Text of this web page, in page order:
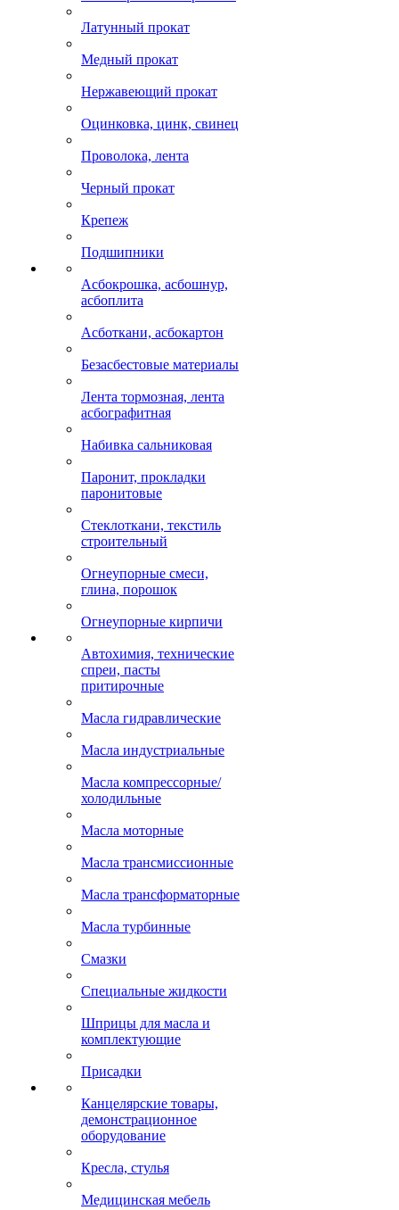
Латунный прокат
Медный прокат
Нержавеющий прокат
Оцинковка, цинк, свинец
Проволока, лента
Черный прокат
Крепеж
Подшипники
Асбокрошка, асбошнур,
асбоплита
Асботкани, асбокартон
Безасбестовые материалы
Лента тормозная, лента
асбографитная
Набивка сальниковая
Паронит, прокладки
паронитовые
Стеклоткани, текстиль
строительный
Огнеупорные смеси,
глина, порошок
Огнеупорные кирпичи
Автохимия, технические
спреи, пасты
притирочные
Масла гидравлические
Масла индустриальные
Масла компрессорные/
холодильные
Масла моторные
Масла трансмиссионные
Масла трансформаторные
Масла турбинные
Смазки
Специальные жидкости
Шприцы для масла и
комплектующие
Присадки
Канцелярские товары,
демонстрационное
оборудование
Кресла, стулья
Медицинская мебель